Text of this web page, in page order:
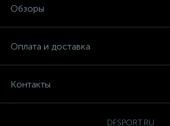
Обзоры
Оплата и доставка
Контакты
DFSPORT.RU